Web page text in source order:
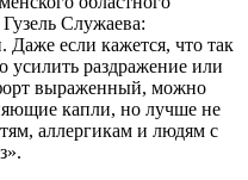
Служаева:
Даже если кажется, что так
усилить раздражение или
выраженный, можно
капли, но лучше не
аллергикам и людям с